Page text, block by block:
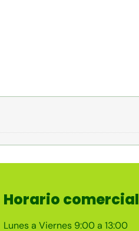
Horario comercial
Lunes a Viernes 9:00 a 13:00